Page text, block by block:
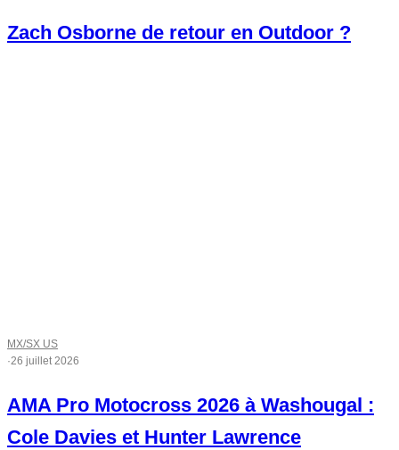
Zach Osborne de retour en Outdoor ?
MX/SX US
·26 juillet 2026
AMA Pro Motocross 2026 à Washougal :
Cole Davies et Hunter Lawrence